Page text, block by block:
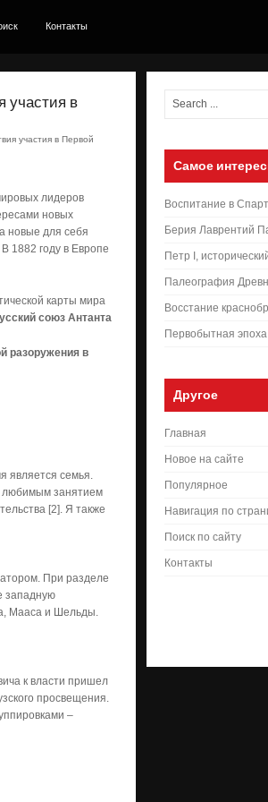
Контакты
участия в
участия в Первой
лидеров
новых
новые для себя
1882 году в Европе
карты мира
союз Антанта
разоружения в
является семья.
любимым занятием
[2]. Я также
При разделе
западную
Мааса и Шельды.
к власти пришел
просвещения.
–
Самое
Воспитание в
Берия Лаврентий
Петр I,
Палеография
Восстание
Первобытная
Другое
Главная
Новое на сайте
Популярное
Навигация по
Поиск по сайту
Контакты